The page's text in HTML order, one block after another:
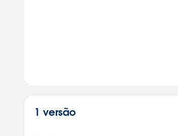
1 versão